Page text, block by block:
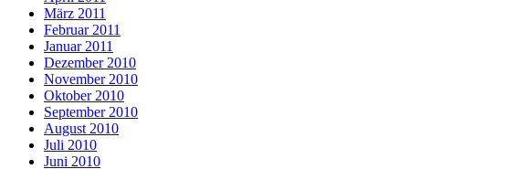
März 2011
Februar 2011
Januar 2011
Dezember 2010
November 2010
Oktober 2010
September 2010
August 2010
Juli 2010
Juni 2010